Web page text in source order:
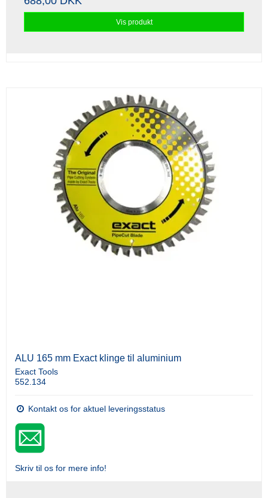
Vis produkt
ALU 165 mm Exact klinge til aluminium
Exact Tools
552.134
Kontakt os for aktuel leveringsstatus
Skriv til os for mere info!